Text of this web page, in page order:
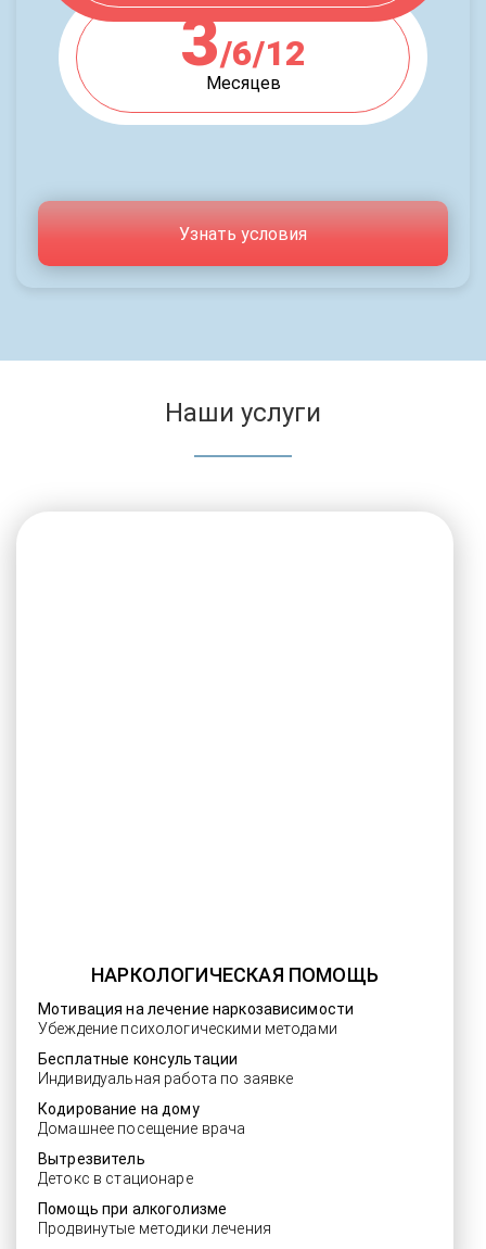
3/6/12
Месяцев
Узнать условия
Наши услуги
НАРКОЛОГИЧЕСКАЯ ПОМОЩЬ
Мотивация на лечение наркозависимости
Убеждение психологическими методами
Бесплатные консультации
Индивидуальная работа по заявке
Кодирование на дому
Домашнее посещение врача
Вытрезвитель
Детокс в стационаре
Помощь при алкоголизме
Продвинутые методики лечения